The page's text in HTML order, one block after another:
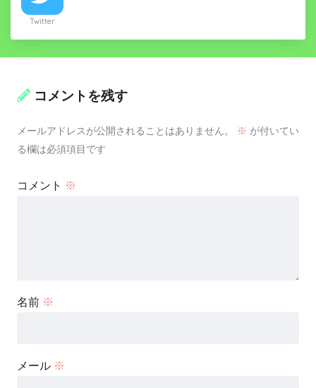
Twitter
コメントを残す
メールアドレスが公開されることはありません。 ※ が付いてい
る欄は必須項目です
コメント ※
名前 ※
メール ※